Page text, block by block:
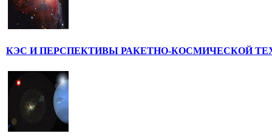
КЭС И ПЕРСПЕКТИВЫ РАКЕТНО-КОСМИЧЕСКОЙ